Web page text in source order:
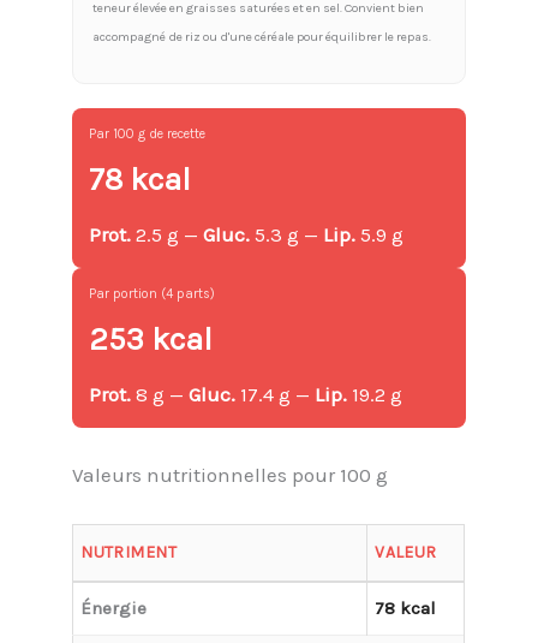
teneur élevée en graisses saturées et en sel. Convient bien
accompagné de riz ou d'une céréale pour équilibrer le repas.
Par 100 g de recette
78 kcal
Prot. 2.5 g —Gluc. 5.3 g — Lip. 5.9 g
Par portion (4 parts)
253 kcal
Prot. 8 g —Gluc. 17.4 g — Lip. 19.2 g
Valeurs nutritionnelles pour 100 g
NUTRIMENT VALEUR
Énergie 78 kcal